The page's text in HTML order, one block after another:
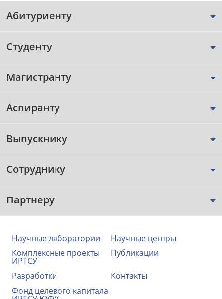
Абитуриенту
Студенту
Магистранту
Аспиранту
Выпускнику
Сотруднику
Партнеру
Научные лаборатории
Научные центры
Комплексные проекты
ИРТСУ
Публикации
Разработки
Контакты
Фонд целевого капитала